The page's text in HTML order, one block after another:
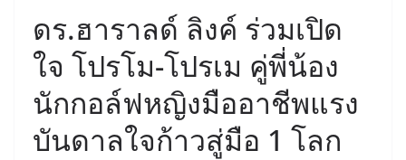
ดร.ฮาราลด์ ลิงค์ ร่วมเปิด
ใจ โปรโม-โปรเม คู่พี่น้อง
นักกอล์ฟหญิงมืออาชีพแรง
บันดาลใจก้าวสู่มือ 1 โลก